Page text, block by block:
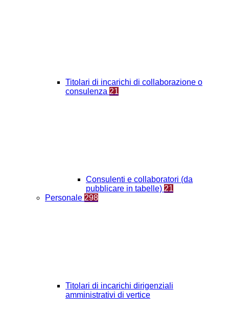
Titolari di incarichi di collaborazione o
consulenza 21
Consulenti e collaboratori (da
pubblicare in tabelle) 21
Personale 298
Titolari di incarichi dirigenziali
amministrativi di vertice